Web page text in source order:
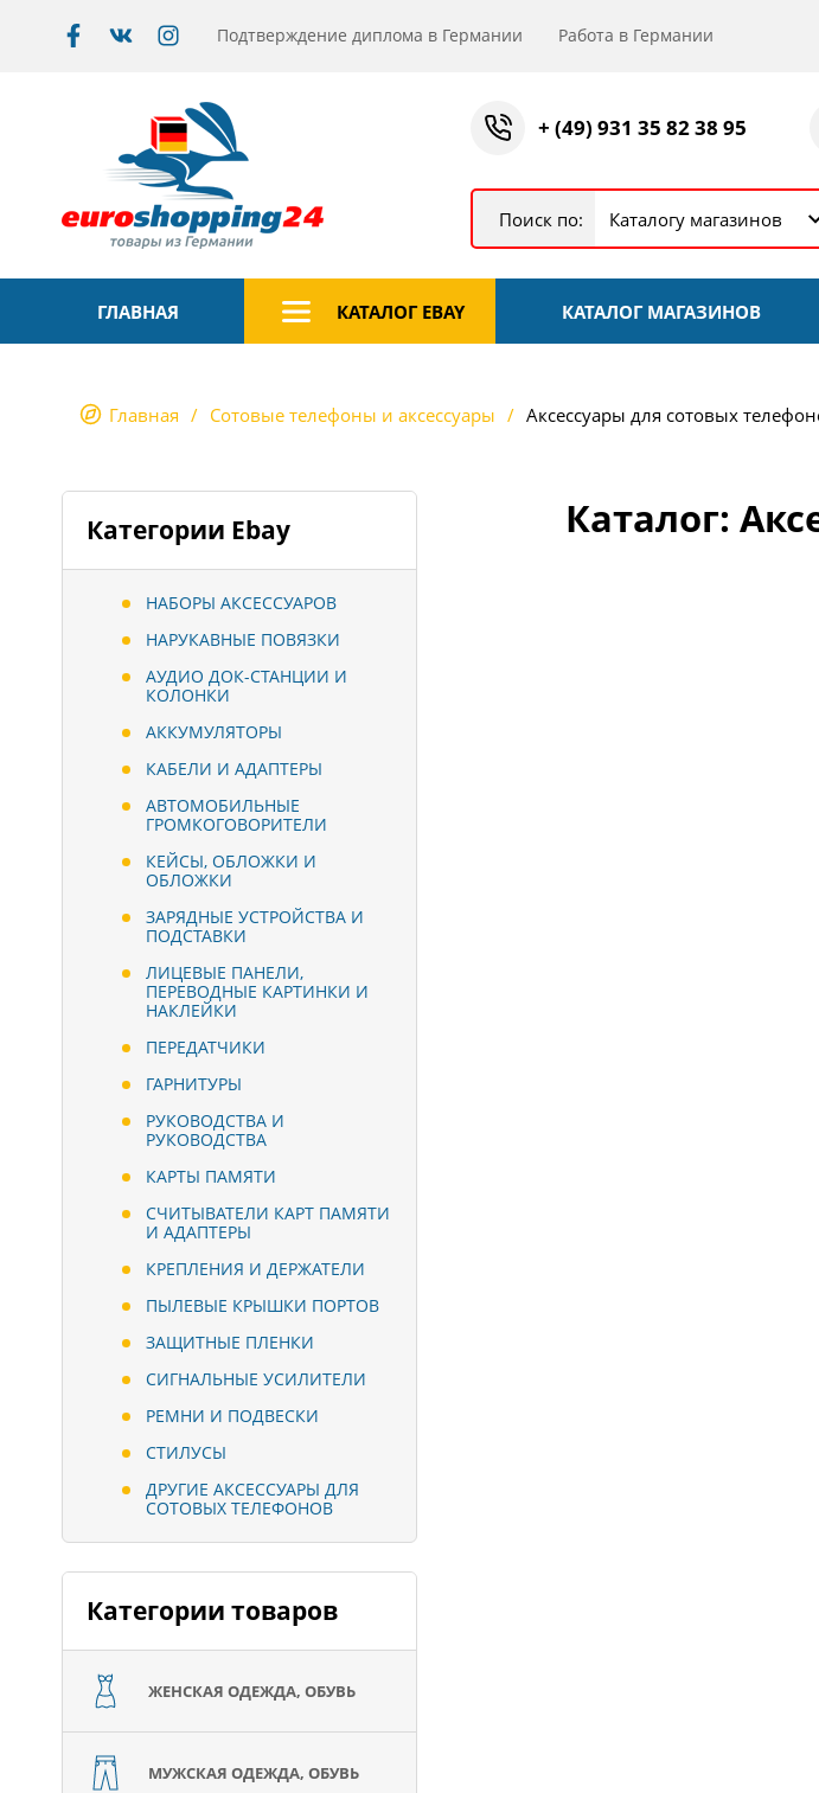
Подтверждение диплома в Германии Работа в Германии
+ (49) 931 35 82 38 95
Поиск по: Каталогу магазинов
ГЛАВНАЯ КАТАЛОГ EBAY КАТАЛОГ МАГАЗИНОВ
Главная Сотовые телефоны и аксессуары Аксессуары для сотовых
Категории Ebay
НАБОРЫ АКСЕССУАРОВ
НАРУКАВНЫЕ ПОВЯЗКИ
АУДИО ДОК-СТАНЦИИ И
КОЛОНКИ
АККУМУЛЯТОРЫ
КАБЕЛИ И АДАПТЕРЫ
АВТОМОБИЛЬНЫЕ
ГРОМКОГОВОРИТЕЛИ
КЕЙСЫ, ОБЛОЖКИ И
ОБЛОЖКИ
ЗАРЯДНЫЕ УСТРОЙСТВА И
ПОДСТАВКИ
ЛИЦЕВЫЕ ПАНЕЛИ,
ПЕРЕВОДНЫЕ КАРТИНКИ И
НАКЛЕЙКИ
ПЕРЕДАТЧИКИ
ГАРНИТУРЫ
РУКОВОДСТВА И
РУКОВОДСТВА
КАРТЫ ПАМЯТИ
СЧИТЫВАТЕЛИ КАРТ ПАМЯТИ
И АДАПТЕРЫ
КРЕПЛЕНИЯ И ДЕРЖАТЕЛИ
ПЫЛЕВЫЕ КРЫШКИ ПОРТОВ
ЗАЩИТНЫЕ ПЛЕНКИ
СИГНАЛЬНЫЕ УСИЛИТЕЛИ
РЕМНИ И ПОДВЕСКИ
СТИЛУСЫ
ДРУГИЕ АКСЕССУАРЫ ДЛЯ
СОТОВЫХ ТЕЛЕФОНОВ
Категории товаров
ЖЕНСКАЯ ОДЕЖДА, ОБУВЬ
МУЖСКАЯ ОДЕЖДА, ОБУВЬ
Каталог: